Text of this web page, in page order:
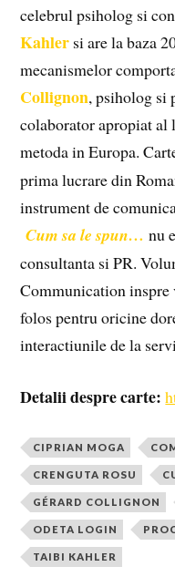
celebrul psiholog si
Kahler si are la baza
mecanismelor
Collignon, psiholog si
colaborator apropiat
metoda in Europa.
prima lucrare din
instrument de
Cum sa le spun… nu
consultanta si PR.
Communication
folos pentru oricine
interactiunile de la
Detalii despre carte:
CIPRIAN MOGA
CRENGUTA ROSU
GÉRARD COLLIGNON
ODETA LOGIN
TAIBI KAHLER